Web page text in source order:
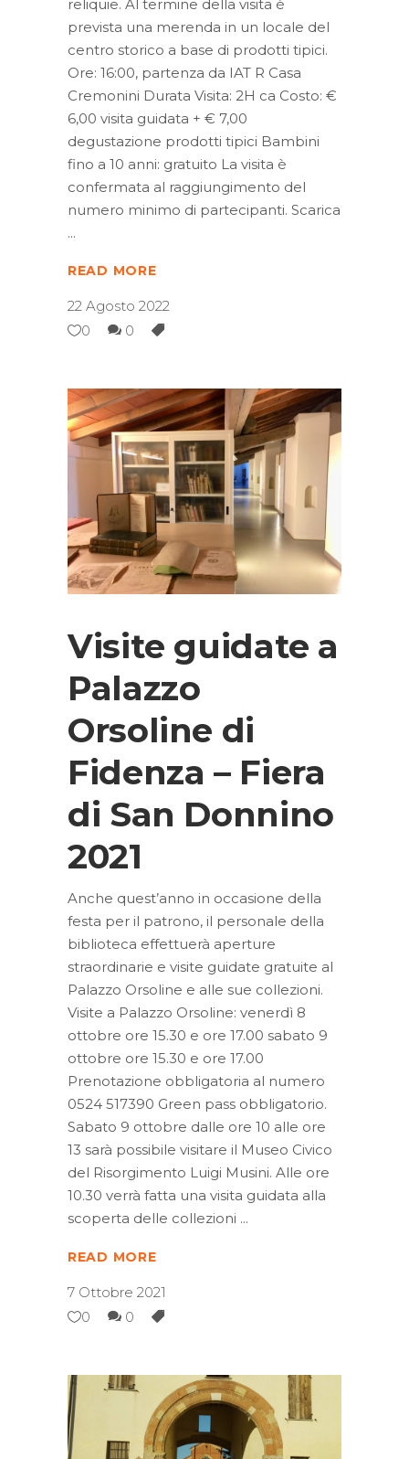
reliquie. Al termine della visita è
prevista una merenda in un locale del
centro storico a base di prodotti tipici.
Ore: 16:00, partenza da IAT R Casa
Cremonini Durata Visita: 2H ca Costo: €
6,00 visita guidata + € 7,00
degustazione prodotti tipici Bambini
fino a 10 anni: gratuito La visita è
confermata al raggiungimento del
numero minimo di partecipanti. Scarica
READ MORE
22 Agosto 2022
0
0
Visite guidate a
Palazzo
Orsoline di
Fidenza – Fiera
di San Donnino
2021
Anche quest’anno in occasione della
festa per il patrono, il personale della
biblioteca effettuerà aperture
straordinarie e visite guidate gratuite al
Palazzo Orsoline e alle sue collezioni.
Visite a Palazzo Orsoline: venerdì 8
ottobre ore 15.30 e ore 17.00 sabato 9
ottobre ore 15.30 e ore 17.00
Prenotazione obbligatoria al numero
0524 517390 Green pass obbligatorio.
Sabato 9 ottobre dalle ore 10 alle ore
13 sarà possibile visitare il Museo Civico
del Risorgimento Luigi Musini. Alle ore
10.30 verrà fatta una visita guidata alla
scoperta delle collezioni
READ MORE
7 Ottobre 2021
0
0